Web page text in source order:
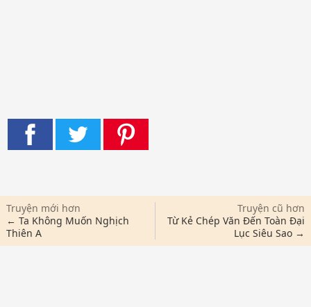
Truyện mới hơn
← Ta Không Muốn Nghịch
Thiên A
Truyện cũ hơn
Từ Kẻ Chép Văn Đến Toàn Đại
Lục Siêu Sao →